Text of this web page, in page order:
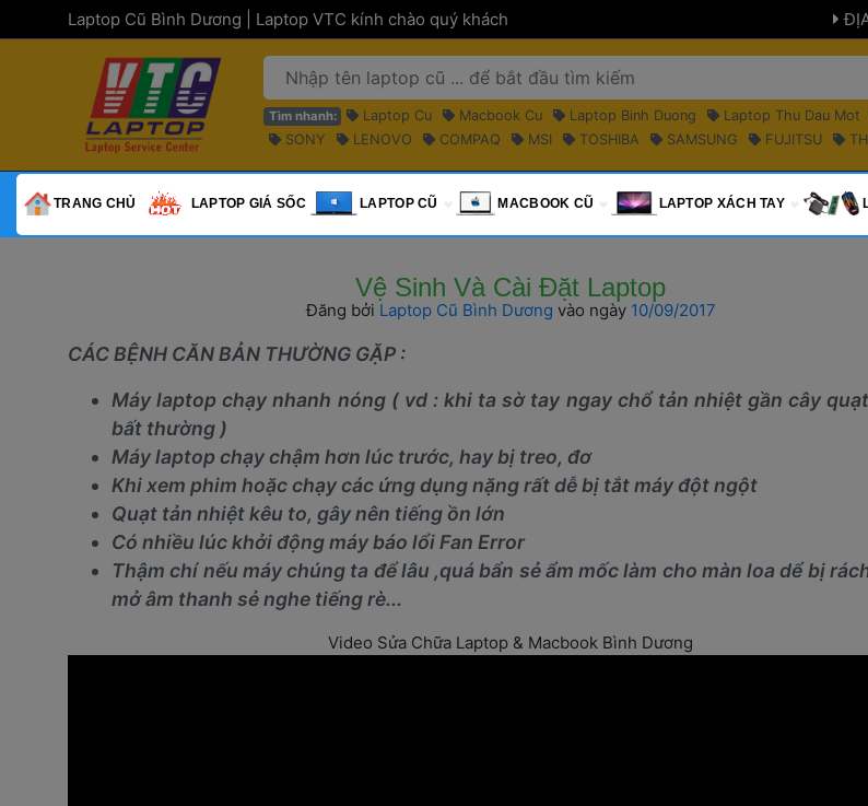
Laptop Cũ Bình Dương | Laptop VTC kính chào quý khách
Tìm nhanh: Laptop Cu Macbook Cu Laptop Binh Duong Laptop Thu Dau Mot
SONY
LENOVO COMPAQ MSI TOSHIBA SAMSUNG FUJITSU
TRANG CHỦ LAPTOP GIÁ SỐC LAPTOP CŨ MACBOOK CŨ LAPTOP XÁCH TAY
Vệ Sinh Và Cài Đặt Laptop
Đăng bởi Laptop Cũ Bình Dương vào ngày 10/09/2017
CÁC BỆNH CĂN BẢN THƯỜNG GẶP :
Máy laptop chạy nhanh nóng ( vd : khi ta sờ tay ngay chổ tản nhiệt gần cây
bất thường )
Máy laptop chạy chậm hơn lúc trước, hay bị treo, đơ
Khi xem phim hoặc chạy các ứng dụng nặng rất dễ bị tắt máy đột ngột
Quạt tản nhiệt kêu to, gây nên tiếng ồn lớn
Có nhiều lúc khởi động máy báo lổi Fan Error
Thậm chí nếu máy chúng ta để lâu ,quá bẩn sẻ ẩm mốc làm cho màn loa dể bị
mở âm thanh sẻ nghe tiếng rè...
Video Sửa Chữa Laptop & Macbook Bình Dương